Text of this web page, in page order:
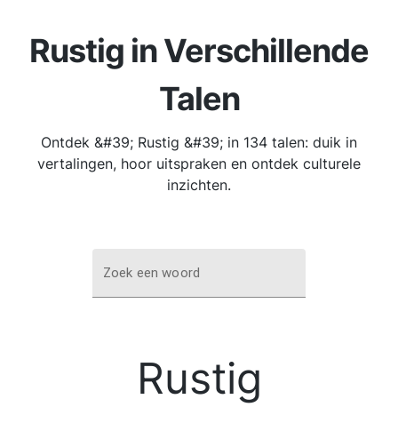
Rustig in Verschillende
Talen
Ontdek &#39; Rustig &#39; in 134 talen: duik in
vertalingen, hoor uitspraken en ontdek culturele
inzichten.
Zoek een woord
Rustig